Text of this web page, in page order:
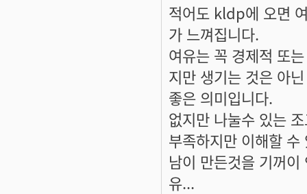
적어도 kldp에 오면
가 느껴집니다.
여유는 꼭 경제적 또
지만 생기는 것은 아
좋은 의미입니다.
없지만 나눌수 있는
부족하지만 이해할 수
남이 만든것을 기꺼
유...